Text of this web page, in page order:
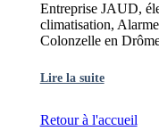
Entreprise JAUD,
climatisation,
Colonzelle en
Lire la suite
Retour à l'accueil